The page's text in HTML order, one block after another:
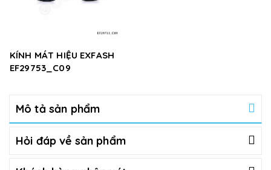
KÍNH MÁT HIỆU EXFASH
EF29753_C09
Mô tả sản phẩm
Hỏi đáp về sản phẩm